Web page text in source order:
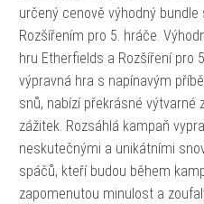
určený cenově výhodný
Rozšířením pro 5. hráče.
hru Etherfields a Rozšíření pro
výpravná hra s napínavým
snů, nabízí překrásné výtvarné
zážitek. Rozsáhlá kampaň
neskutečnými a unikátními
spáčů, kteří budou během
zapomenutou minulost a